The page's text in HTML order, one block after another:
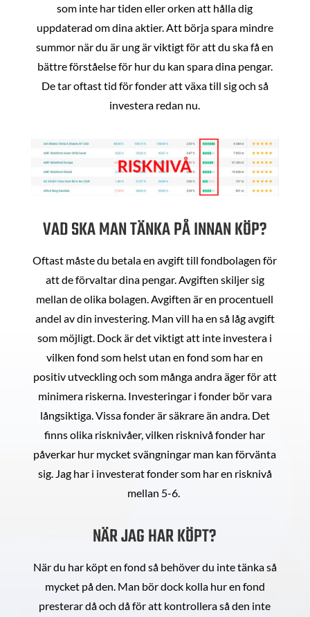
som inte har tiden eller orken att hålla dig
uppdaterad om dina aktier. Att börja spara mindre
summor när du är ung är viktigt för att du ska få en
bättre förståelse för hur du kan spara dina pengar.
De tar oftast tid för fonder att växa till sig och så
investera redan nu.
VAD SKA MAN TÄNKA PÅ INNAN KÖP?
Oftast måste du betala en avgift till fondbolagen för
att de förvaltar dina pengar. Avgiften skiljer sig
mellan de olika bolagen. Avgiften är en procentuell
andel av din investering. Man vill ha en så låg avgift
som möjligt. Dock är det viktigt att inte investera i
vilken fond som helst utan en fond som har en
positiv utveckling och som många andra äger för att
minimera riskerna. Investeringar i fonder bör vara
långsiktiga. Vissa fonder är säkrare än andra. Det
finns olika risknivåer, vilken risknivå fonder har
påverkar hur mycket svängningar man kan förvänta
sig. Jag har i investerat fonder som har en risknivå
mellan 5-6.
NÄR JAG HAR KÖPT?
När du har köpt en fond så behöver du inte tänka så
mycket på den. Man bör dock kolla hur en fond
presterar då och då för att kontrollera så den inte